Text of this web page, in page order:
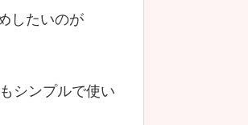
したいのが
シンプルで使い